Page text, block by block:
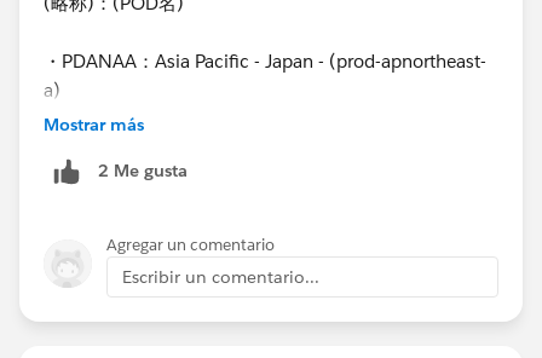
これより最大7日間に発生したインシデントについて確
「カレンダー」のボタンをクリックすると最大で1ヶ月
間の過去の履歴を確認することが可能です。
発生したインシデント確認する際の例
クすると、詳細を確認することが可能です。
・PDANAA：Asia Pacific - Japan - (prod-apnortheast-
a)
・10AYPD：United States - West - (10AY)
・DUB01PD：Europe - Germany (DUB01)
・PDASAA：Asia Pacific - Australia - (prod-
apsoutheast-a)
・PDCAAA：Canada - Quebec - (prod-ca-a)
・PDPUWAA：Tableau Public
Mostrar más
2 Me gusta
Agregar un comentario
Escribir un comentario...